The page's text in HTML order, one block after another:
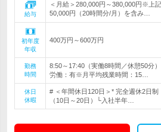
給与
＜月給＞280,000円～380,000円※上
50,000円（20時間分/月）を含み…
初年度
年収
400万円～600万円
勤務
時間
8:50～17:40（実働8時間／休憩50分
労働：有※月平均残業時間：15…
休日
休暇
# ＜年間休日120日＞* 完全週休2日
（10日～20日）└入社半年…